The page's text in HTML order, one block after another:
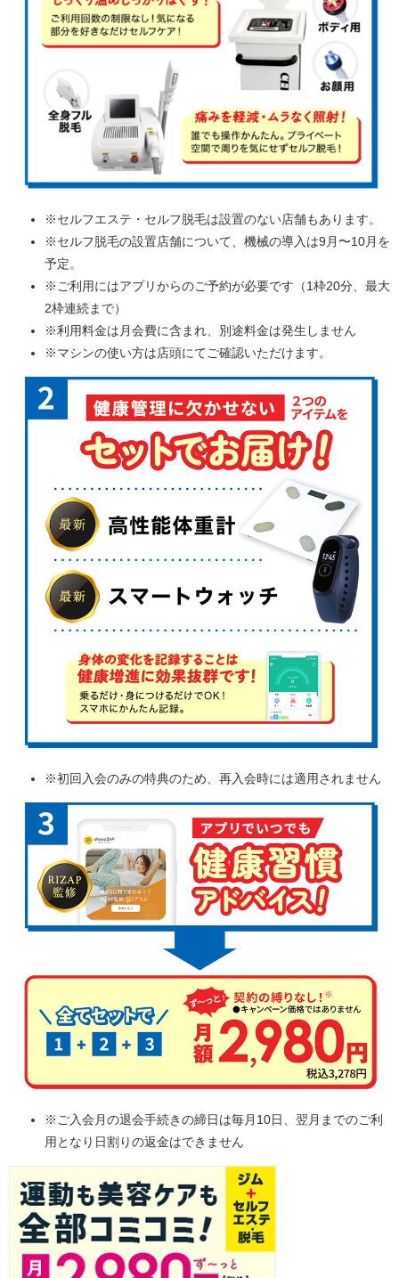
※セルフエステ・セルフ脱毛は設置のない店舗もあります。
※セルフ脱毛の設置店舗について、機械の導入は9月〜10月を
予定。
※ご利用にはアプリからのご予約が必要です（1枠20分、最大
2枠連続まで）
※利用料金は月会費に含まれ、別途料金は発生しません
※マシンの使い方は店頭にてご確認いただけます。
※初回入会のみの特典のため、再入会時には適用されません
※ご入会月の退会手続きの締日は毎月10日、翌月までのご利
用となり日割りの返金はできません